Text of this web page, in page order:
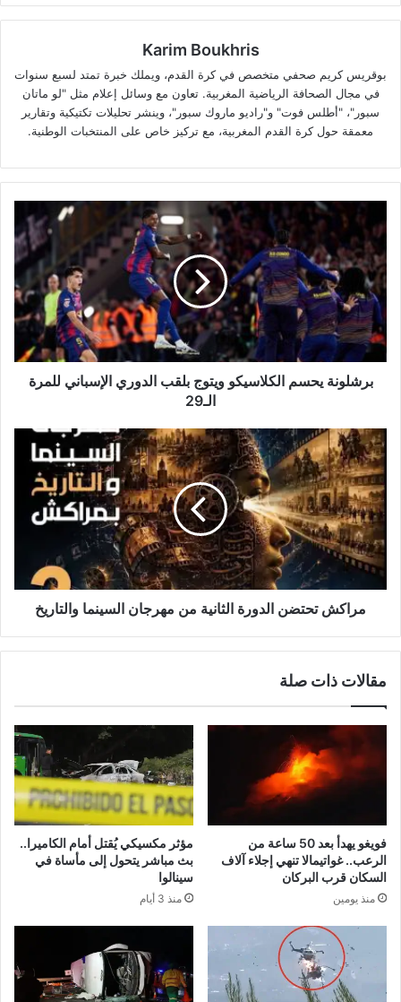
Karim Boukhris
بوقريس كريم صحفي متخصص في كرة القدم، ويملك خبرة تمتد لسبع سنوات
في مجال الصحافة الرياضية المغربية. تعاون مع وسائل إعلام مثل "لو ماتان
سبور"، "أطلس فوت" و"راديو ماروك سبور"، وينشر تحليلات تكتيكية وتقارير
معمقة حول كرة القدم المغربية، مع تركيز خاص على المنتخبات الوطنية.
برشلونة
يحسم
الكلاسيكو
ويتوج
بلقب
الدوري
الإسباني
للمرة
الـ29
برشلونة يحسم الكلاسيكو ويتوج بلقب الدوري الإسباني للمرة
الـ29
مراكش
تحتضن
الدورة
الثانية
من
مهرجان
السينما
والتاريخ
مراكش تحتضن الدورة الثانية من مهرجان السينما والتاريخ
مقالات ذات صلة
فويغو يهدأ بعد 50 ساعة من
الرعب.. غواتيمالا تنهي إجلاء آلاف
السكان قرب البركان
منذ يومين
مؤثر مكسيكي يُقتل أمام الكاميرا..
بث مباشر يتحول إلى مأساة في
سينالوا
منذ 3 أيام